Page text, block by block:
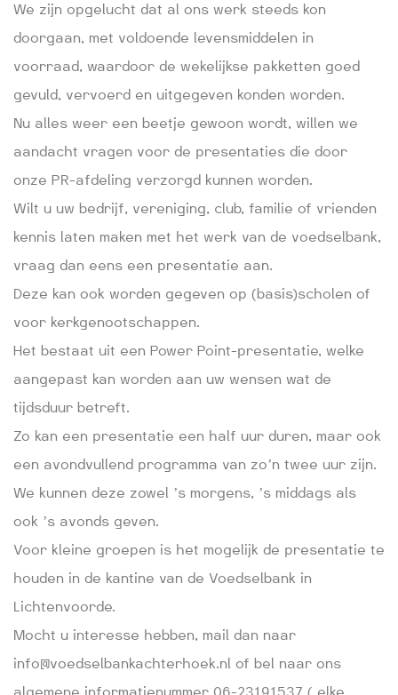
We zijn opgelucht dat al ons werk steeds kon
doorgaan, met voldoende levensmiddelen in
voorraad, waardoor de wekelijkse pakketten goed
gevuld, vervoerd en uitgegeven konden worden.
Nu alles weer een beetje gewoon wordt, willen we
aandacht vragen voor de presentaties die door
onze PR-afdeling verzorgd kunnen worden.
Wilt u uw bedrijf, vereniging, club, familie of vrienden
kennis laten maken met het werk van de voedselbank,
vraag dan eens een presentatie aan.
Deze kan ook worden gegeven op (basis)scholen of
voor kerkgenootschappen.
Het bestaat uit een Power Point-presentatie, welke
aangepast kan worden aan uw wensen wat de
tijdsduur betreft.
Zo kan een presentatie een half uur duren, maar ook
een avondvullend programma van zo’n twee uur zijn.
We kunnen deze zowel ’s morgens, ’s middags als
ook ’s avonds geven.
Voor kleine groepen is het mogelijk de presentatie te
houden in de kantine van de Voedselbank in
Lichtenvoorde.
Mocht u interesse hebben, mail dan naar
info@voedselbankachterhoek.nl of bel naar ons